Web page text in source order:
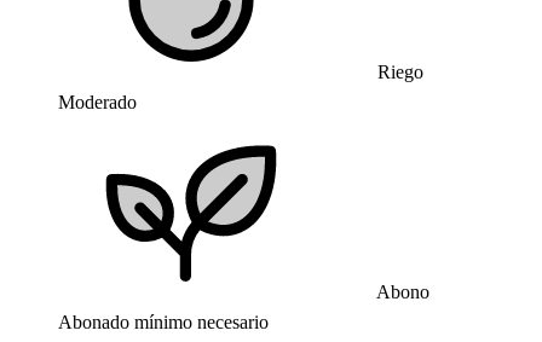
Riego
Moderado
Abono
Abonado mínimo necesario